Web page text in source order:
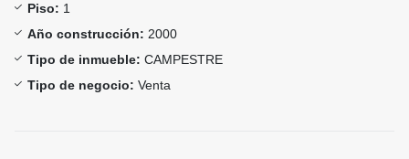
Piso: 1
Año construcción: 2000
Tipo de inmueble: CAMPESTRE
Tipo de negocio: Venta